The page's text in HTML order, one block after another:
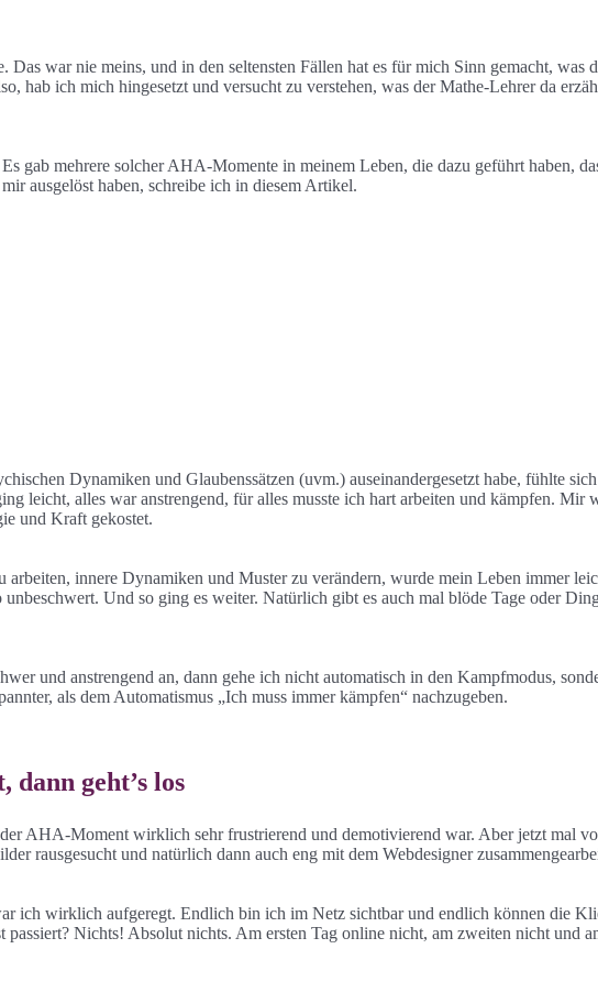
war nie meins, und in den seltensten Fällen hat es für mich Sinn gemacht, was
hab ich mich hingesetzt und versucht zu verstehen, was der Mathe-Lehrer da
gab mehrere solcher AHA-Momente in meinem Leben, die dazu geführt haben,
ausgelöst haben, schreibe ich in diesem Artikel.
Dynamiken und Glaubenssätzen (uvm.) auseinandergesetzt habe, fühlte
leicht, alles war anstrengend, für alles musste ich hart arbeiten und kämpfen.
und Kraft gekostet.
arbeiten, innere Dynamiken und Muster zu verändern, wurde mein Leben immer
Und so ging es weiter. Natürlich gibt es auch mal blöde Tage oder
und anstrengend an, dann gehe ich nicht automatisch in den Kampfmodus,
als dem Automatismus „Ich muss immer kämpfen“ nachzugeben.
dann geht’s los
AHA-Moment wirklich sehr frustrierend und demotivierend war. Aber jetzt mal
rausgesucht und natürlich dann auch eng mit dem Webdesigner
ich wirklich aufgeregt. Endlich bin ich im Netz sichtbar und endlich können die
Nichts! Absolut nichts. Am ersten Tag online nicht, am zweiten nicht und